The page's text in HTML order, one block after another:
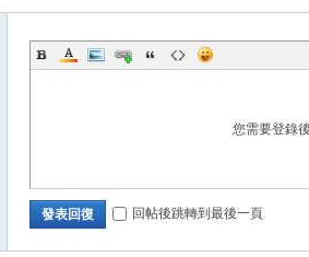
您需要登錄
發表回復 回帖後跳轉到最後一頁